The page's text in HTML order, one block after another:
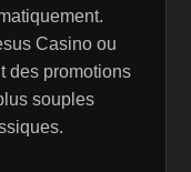
Casino ou
des promotions
souples